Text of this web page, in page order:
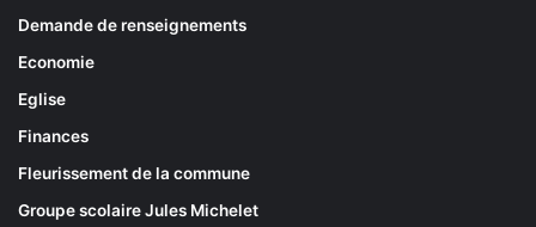
Demande de renseignements
Economie
Eglise
Finances
Fleurissement de la commune
Groupe scolaire Jules Michelet